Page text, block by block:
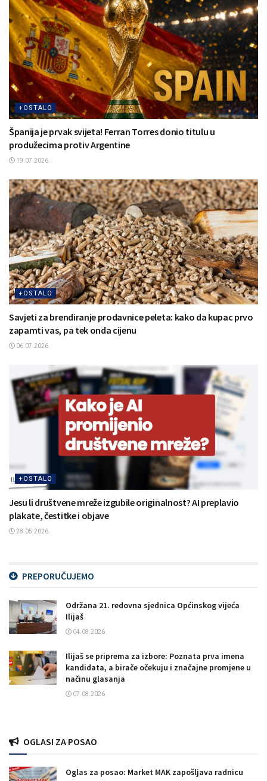
+OSTALO
Španija je prvak svijeta! Ferran Torres donio titulu u
produžecima protiv Argentine
19.07.2026.
+OSTALO
Savjeti za brendiranje prodavnice peleta: kako da kupac prvo
zapamti vas, pa tek onda cijenu
06.07.2026.
+OSTALO
Jesu li društvene mreže izgubile originalnost? AI preplavio
plakate, čestitke i objave
28.05.2026.
PREPORUČUJEMO
Održana 21. redovna sjednica Općinskog vijeća
Ilijaš
04.08.2026.
Ilijaš se priprema za izbore: Poznata prva imena
kandidata, a birače očekuju i značajne promjene u
načinu glasanja
07.08.2026.
OGLASI ZA POSAO
Oglas za posao: Market MAK zapošljava radnicu